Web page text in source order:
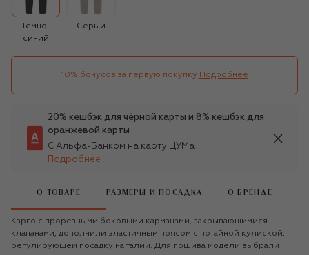
Темно-
синий
Серый
10% бонусов за первую покупку Подробнее
20% кешбэк для чёрной карты и 8% кешбэк для
оранжевой карты
С Альфа-Банком на карту ЦУМа
Подробнее
О ТОВАРЕ РАЗМЕРЫ И ПОСАДКА О БРЕНДЕ
Карго с прорезными боковыми карманами, закрывающимися
клапанами, дополнили эластичным поясом с потайной кулиской,
регулирующей посадку на талии. Для пошива модели выбрали